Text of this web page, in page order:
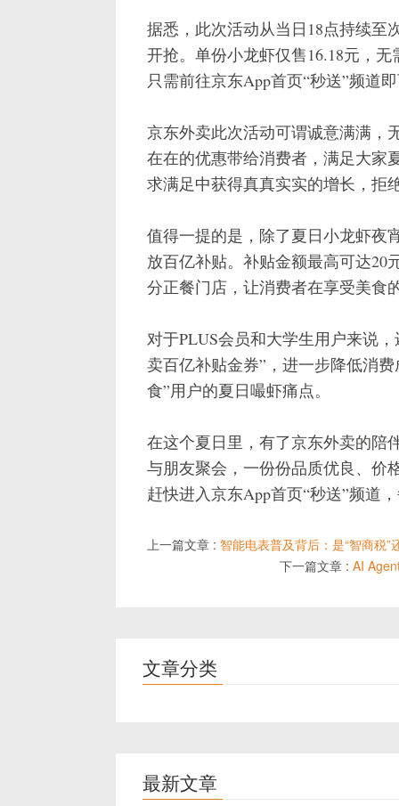
据悉，此次活动从当日18点持续至
开抢。单份小龙虾仅售16.18元，
只需前往京东App首页“秒送”频道
京东外卖此次活动可谓诚意满满，
在在的优惠带给消费者，满足大家
求满足中获得真真实实的增长，拒
值得一提的是，除了夏日小龙虾夜
放百亿补贴。补贴金额最高可达20
分正餐门店，让消费者在享受美食
对于PLUS会员和大学生用户来说
卖百亿补贴金券”，进一步降低消
食”用户的夏日嘬虾痛点。
在这个夏日里，有了京东外卖的陪
与朋友聚会，一份份品质优良、价
赶快进入京东App首页“秒送”频道
上一篇文章 : 智能电表普及背后：是“智商税”
下一篇文章 : AI
文章分类
最新文章